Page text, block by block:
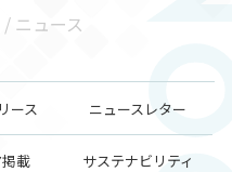
/ ニュース
ース ニュースレター
載 サステナビリティ